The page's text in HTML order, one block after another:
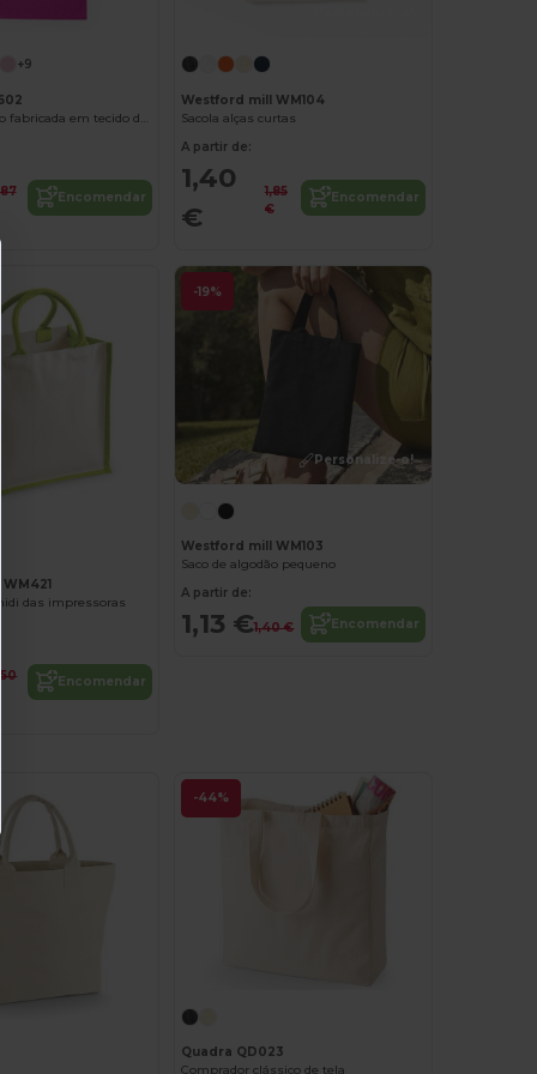
+9
MOUNTAIN Saco fabricada em tecido de algodão de cores variadas
Encomendar
Westford mill WM104
Sacola alças curtas
A partir de:
1,40
€
1,85
€
Encomendar
das impressoras
Encomendar
-19%
Personalize-o!
Westford mill WM103
Saco de algodão pequeno
A partir de:
1,13 €1,40 € Encomendar
-44%
Quadra QD023
Comprador clássico de tela